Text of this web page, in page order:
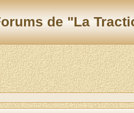
de "La